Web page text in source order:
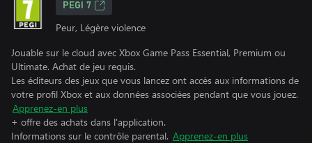
PEGI 7
Peur, Légère violence
Jouable sur le cloud avec Xbox Game Pass Essential, Premium ou
Ultimate. Achat de jeu requis.
Les éditeurs des jeux que vous lancez ont accès aux informations de
votre profil Xbox et aux données associées pendant que vous jouez.
Apprenez-en plus
+ offre des achats dans l'application.
Informations sur le contrôle parental. Apprenez-en plus